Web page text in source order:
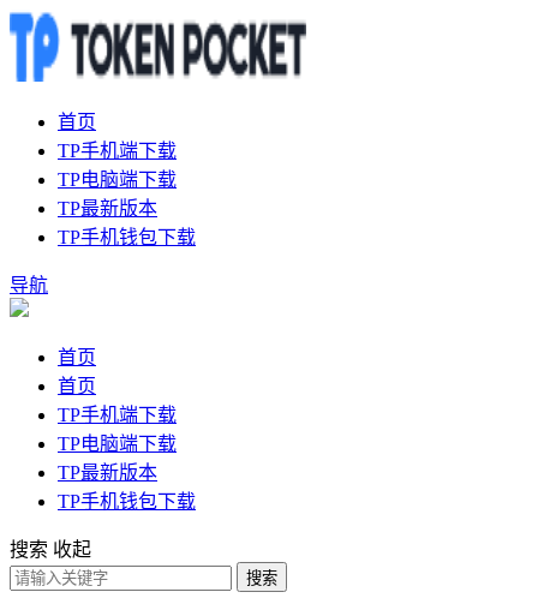
首页
TP手机端下载
TP电脑端下载
TP最新版本
TP手机钱包下载
导航
首页
首页
TP手机端下载
TP电脑端下载
TP最新版本
TP手机钱包下载
搜索 收起
搜索